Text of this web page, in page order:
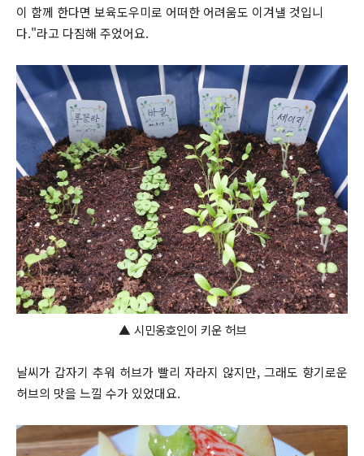
이 함께 한다면 보육도우미로 어떠한 어려움도 이겨낼 것입니
다."라고 다짐해 주었어요.
▲ 시민옹호인이 키운 허브
날씨가 갑자기 추워 허브가 빨리 자라지 않지만, 그래도 향기로운
허브의 맛을 느낄 수가 있었대요.